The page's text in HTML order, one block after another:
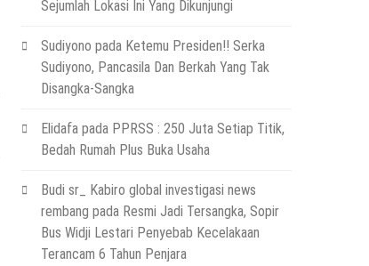
Sejumlah Lokasi Ini Yang Dikunjungi
Sudiyono pada Ketemu Presiden!! Serka
Sudiyono, Pancasila Dan Berkah Yang Tak
Disangka-Sangka
Elidafapada PPRSS : 250 Juta Setiap Titik,
Bedah Rumah Plus Buka Usaha
Budi sr_ Kabiro global investigasi news
rembang pada Resmi Jadi Tersangka, Sopir
Bus Widji Lestari Penyebab Kecelakaan
Terancam 6 Tahun Penjara